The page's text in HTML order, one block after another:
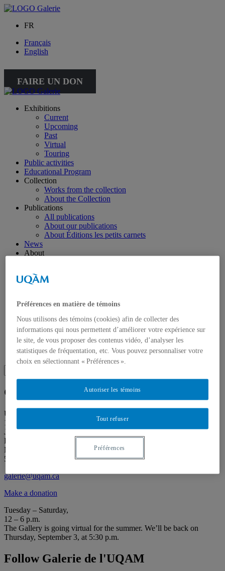
FR
Français
English
FAIRE UN DON
Exhibitions
Current
Upcoming
Past
Virtual
Touring
Public activities
Educational Program
Collection
Works from the collection
About the Collection
Publications
All publications
About our publications
About Éditions les petits carnets
News
About
Mandate
Project Proposals
Support
Floor plans
Press
Search
Recherche placeholder
for:
Galerie de l’UQAM
Université du Québec à Montréal
1400, Berri Street
Judith-Jasmin Building
Room J-R120
Montréal (QC) Canada
514 987-6150
galerie@uqam.ca
Make a donation
Tuesday – Saturday,
12 – 6 p.m.
The Gallery is going virtual for the summer. We’ll be back on
Thursday, September 3, at 5:30 p.m.
Follow Galerie de l'UQAM
Préférences en matière de témoins
Nous utilisons des témoins (cookies) afin de collecter des
informations qui nous permettent d’améliorer votre expérience sur
le site, de vous proposer des contenus vidéo, d’analyser les
statistiques de fréquentation, etc. Vous pouvez personnaliser votre
choix en sélectionnant « Préférences ».
Tout refuser
Autoriser les témoins
Préférences